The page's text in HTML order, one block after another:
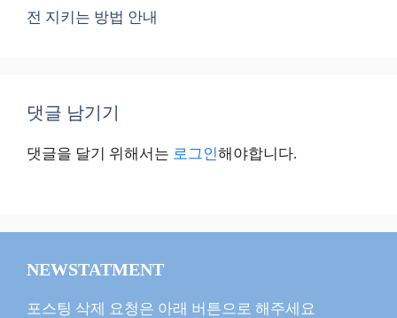
전 지키는 방법 안내
댓글 남기기
댓글을 달기 위해서는 로그인해야합니다.
NEWSTATMENT
포스팅 삭제 요청은 아래 버튼으로 해주세요